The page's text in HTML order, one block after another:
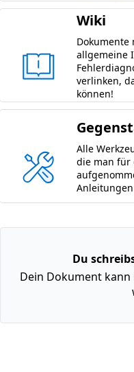
Wiki
allgemeine
verlinken,
können!
Alle
die man für
Du
Dein Dokument